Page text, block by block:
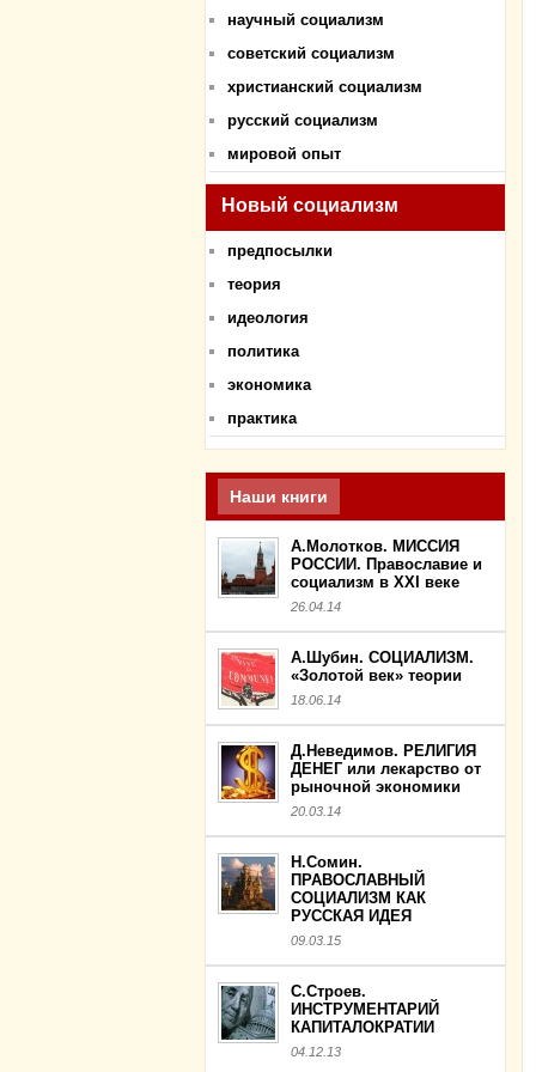
научный социализм
советский социализм
христианский социализм
русский социализм
мировой опыт
Новый социализм
предпосылки
теория
идеология
политика
экономика
практика
Наши книги
А.Молотков. МИССИЯ
РОССИИ. Православие и
социализм в XXI веке
26.04.14
А.Шубин. СОЦИАЛИЗМ.
«Золотой век» теории
18.06.14
Д.Неведимов. РЕЛИГИЯ
ДЕНЕГ или лекарство от
рыночной экономики
20.03.14
Н.Сомин.
ПРАВОСЛАВНЫЙ
СОЦИАЛИЗМ КАК
РУССКАЯ ИДЕЯ
09.03.15
С.Строев.
ИНСТРУМЕНТАРИЙ
КАПИТАЛОКРАТИИ
04.12.13